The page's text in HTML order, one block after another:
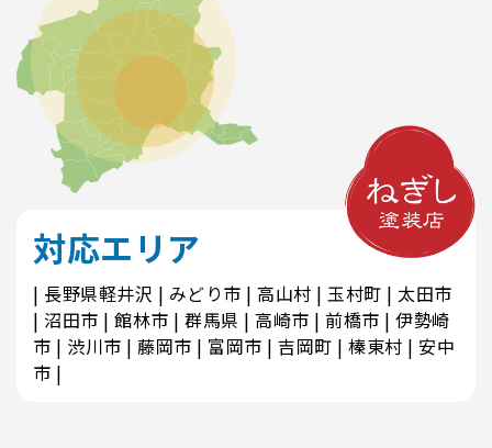
対応エリア
長野県軽井沢 みどり市 高山村 玉村町
太田市
沼田市
館林市 群馬県 高崎市 前橋市
伊勢崎
市
渋川市 藤岡市 富岡市 吉岡町 榛東村
安中
市